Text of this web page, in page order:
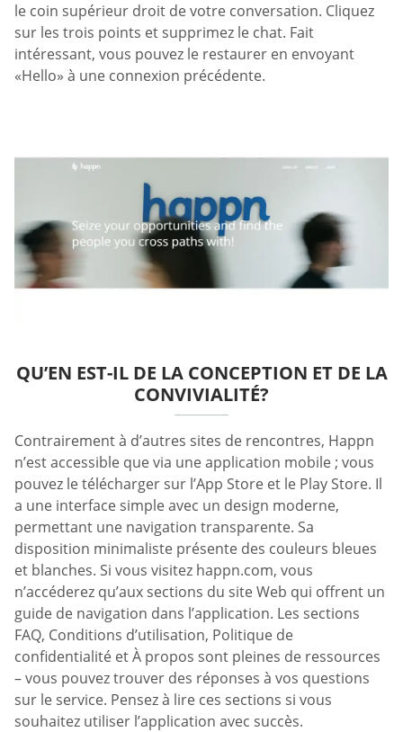
le coin supérieur droit de votre conversation. Cliquez
sur les trois points et supprimez le chat. Fait
intéressant, vous pouvez le restaurer en envoyant
«Hello» à une connexion précédente.
QU’EN EST-IL DE LA CONCEPTION ET DE LA
CONVIVIALITÉ?
Contrairement à d’autres sites de rencontres, Happn
n’est accessible que via une application mobile ; vous
pouvez le télécharger sur l’App Store et le Play Store. Il
a une interface simple avec un design moderne,
permettant une navigation transparente. Sa
disposition minimaliste présente des couleurs bleues
et blanches. Si vous visitez happn.com, vous
n’accéderez qu’aux sections du site Web qui offrent un
guide de navigation dans l’application. Les sections
FAQ, Conditions d’utilisation, Politique de
confidentialité et À propos sont pleines de ressources
– vous pouvez trouver des réponses à vos questions
sur le service. Pensez à lire ces sections si vous
souhaitez utiliser l’application avec succès.